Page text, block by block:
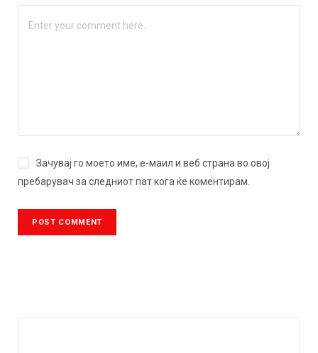
Зачувај го моето име, е-маил и веб страна во овој
пребарувач за следниот пат кога ќе коментирам.